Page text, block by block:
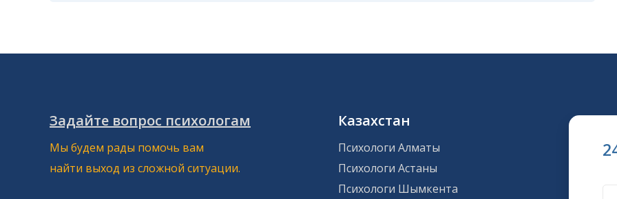
Задайте вопрос психологам
Мы будем рады помочь вам
найти выход из сложной ситуации.
Казахстан
Психологи Алматы
Психологи Астаны
Психологи Шымкента